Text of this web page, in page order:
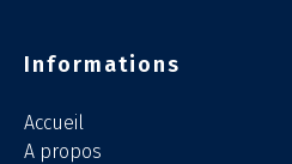
Informations
Accueil
A propos